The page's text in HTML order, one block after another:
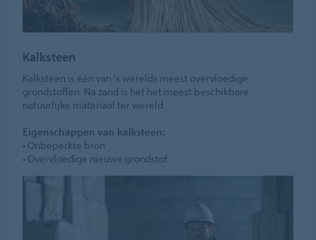
Kalksteen
Kalksteen is één van 's werelds meest overvloedige
grondstoffen. Na zand is het het meest beschikbare
natuurlijke materiaal ter wereld.
Eigenschappen van kalksteen:
• Onbeperkte bron
• Overvloedige nieuwe grondstof